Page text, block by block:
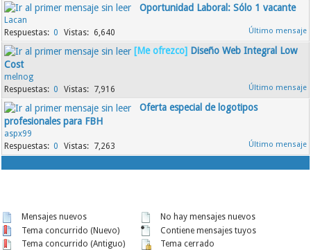
Oportunidad Laboral: Sólo 1 vacante
Lacan
0
6,640
[Me ofrezco] Diseño Web Integral Low
Cost
melnog
0
7,916
Oferta especial de logotipos
profesionales para FBH
aspx99
0
7,263
Mensajes nuevos
Tema concurrido (Nuevo)
Tema concurrido (Antiguo)
No hay mensajes nuevos
Contiene mensajes tuyos
Tema cerrado